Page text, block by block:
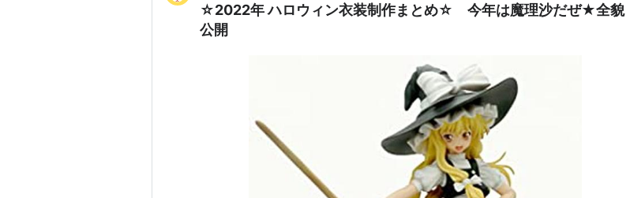
☆2022年 ハロウィン衣装制作まとめ☆ 今年は魔理沙だぜ★全貌
公開